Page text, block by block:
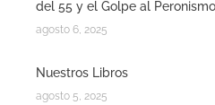
del 55 y el Golpe al
agosto 6, 2025
Nuestros Libros
agosto 5, 2025